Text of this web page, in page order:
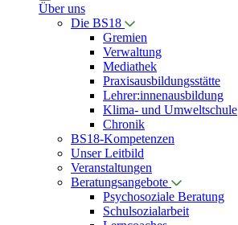
Über uns
Die BS18
Gremien
Verwaltung
Mediathek
Praxisausbildungsstätte
Lehrer:innenausbildung
Klima- und Umweltschule
Chronik
BS18-Kompetenzen
Unser Leitbild
Veranstaltungen
Beratungsangebote
Psychosoziale Beratung
Schulsozialarbeit